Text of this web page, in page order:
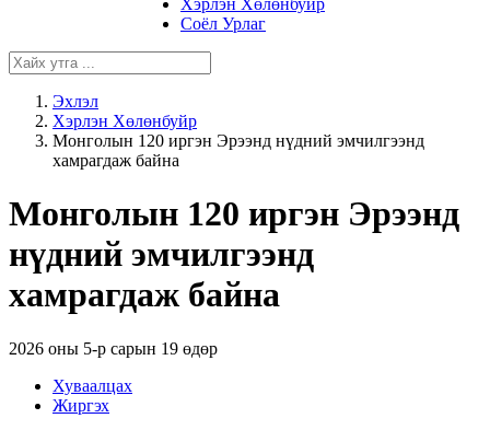
Хэрлэн Хөлөнбуйр
Соёл Урлаг
Эхлэл
Хэрлэн Хөлөнбуйр
Монголын 120 иргэн Эрээнд нүдний эмчилгээнд
хамрагдаж байна
Монголын 120 иргэн Эрээнд
нүдний эмчилгээнд
хамрагдаж байна
2026 оны 5-р сарын 19 өдөр
Хуваалцах
Жиргэх